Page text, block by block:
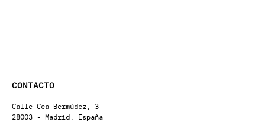
CONTACTO
Calle Cea Bermúdez, 3
28003 - Madrid. España